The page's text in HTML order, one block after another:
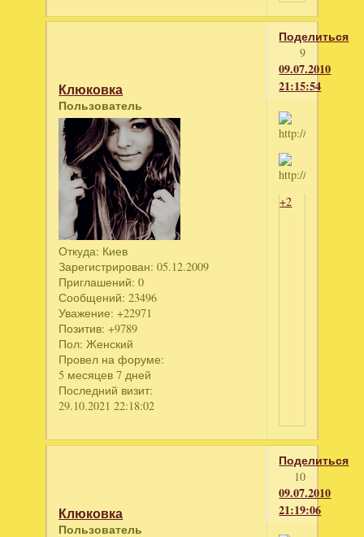
Поделиться
9
09.07.2010
21:15:54
Клюковка
Пользователь
Откуда: Киев
Зарегистрирован: 05.12.2009
Приглашений: 0
Сообщений: 23496
Уважение: +22971
Позитив: +9789
Пол: Женский
Провел на форуме:
5 месяцев 7 дней
Последний визит:
29.10.2021 22:18:02
+2
Поделиться
10
09.07.2010
21:19:06
Клюковка
Пользователь